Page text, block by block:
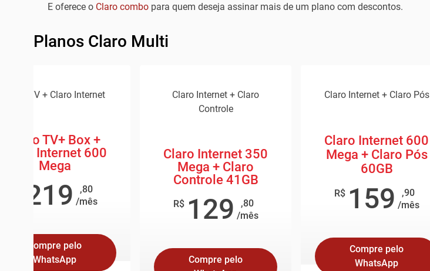
E oferece o Claro combopara quem deseja assinar mais de um plano com descontos.
Planos Claro Multi
Claro TV + Claro Internet
Claro TV+ Box +
Claro Internet 600
Mega
219
,80
/mês
Compre pelo
WhatsApp
Claro Internet + Claro
Controle
Claro Internet 350
Mega + Claro
Controle 41GB
R$ 129
,80
/mês
Compre pelo
Claro Internet + Claro Pós
Claro Internet 600
Mega + Claro Pós
60GB
R$ 159
,90
/mês
Compre pelo
WhatsApp